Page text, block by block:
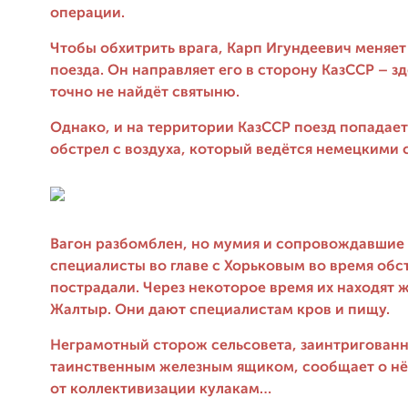
операции.
Чтобы обхитрить врага, Карп Игундеевич
поезда. Он направляет его в сторону КазССР –
точно не найдёт святыню.
Однако, и на территории КазССР поезд
обстрел с воздуха, который ведётся немецкими
Вагон разбомблен, но мумия и сопровождавшие
специалисты во главе с Хорьковым во время
пострадали. Через некоторое время их находят
Жалтыр. Они дают специалистам кров и пищу.
Неграмотный сторож сельсовета,
таинственным железным ящиком, сообщает о
от коллективизации кулакам…